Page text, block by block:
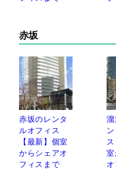
赤坂
赤坂のレンタ
ルオフィス
【最新】個室
からシェアオ
フィスまで